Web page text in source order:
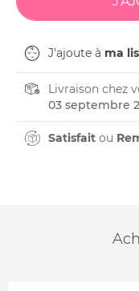
J'ajoute à ma
Livraison chez
03 septembre
Satisfait ou